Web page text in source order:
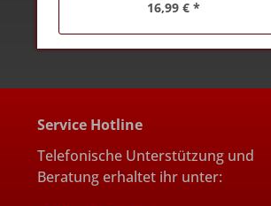
16,99 € *
Service Hotline
Telefonische Unterstützung und
Beratung erhaltet ihr unter: